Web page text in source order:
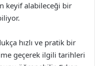
keyif alabileceği bir
hızlı ve pratik bir
geçerek ilgili tarihleri